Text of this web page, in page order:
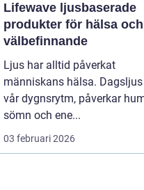
Lifewave ljusbaserade
produkter för hälsa och
välbefinnande
Ljus har alltid påverkat
människans hälsa.
vår dygnsrytm, påverkar
sömn och ene...
03 februari 2026